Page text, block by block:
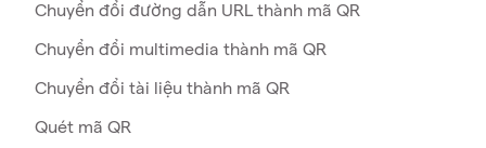
Chuyển đổi đường dẫn URL thành mã QR
Chuyển đổi multimedia thành mã QR
Chuyển đổi tài liệu thành mã QR
Quét mã QR